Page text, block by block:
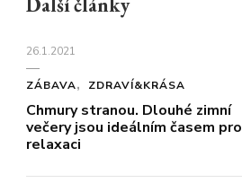
26.1.2021
ZÁBAVA ZDRAVÍ&KRÁSA
Chmury stranou. Dlouhé zimní
večery jsou ideálním časem pro
relaxaci